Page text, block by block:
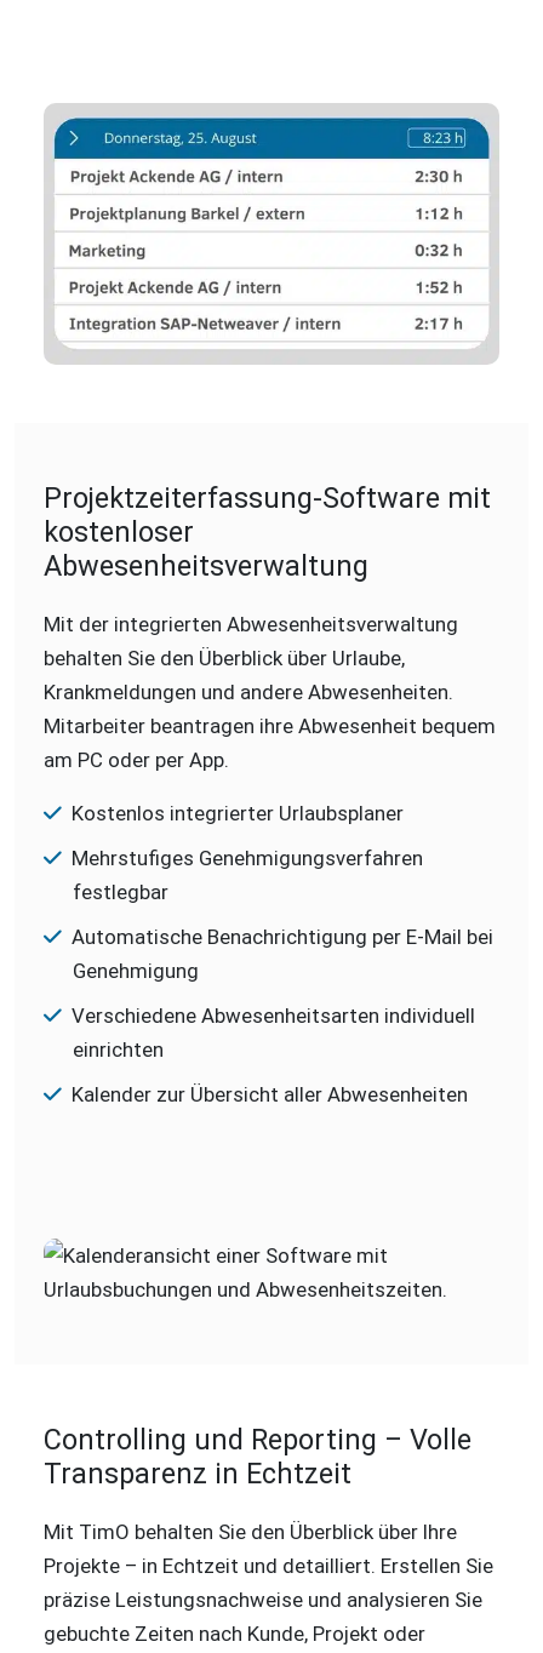
Projektzeiterfassung-Software mit
kostenloser
Abwesenheitsverwaltung
Mit der integrierten Abwesenheitsverwaltung
behalten Sie den Überblick über Urlaube,
Krankmeldungen und andere Abwesenheiten.
Mitarbeiter beantragen ihre Abwesenheit bequem
am PC oder per App.
Kostenlos integrierter Urlaubsplaner
Mehrstufiges Genehmigungsverfahren
festlegbar
Automatische Benachrichtigung per E-Mail bei
Genehmigung
Verschiedene Abwesenheitsarten individuell
einrichten
Kalender zur Übersicht aller Abwesenheiten
Controlling und Reporting – Volle
Transparenz in Echtzeit
Mit TimO behalten Sie den Überblick über Ihre
Projekte – in Echtzeit und detailliert. Erstellen Sie
präzise Leistungsnachweise und analysieren Sie
gebuchte Zeiten nach Kunde, Projekt oder